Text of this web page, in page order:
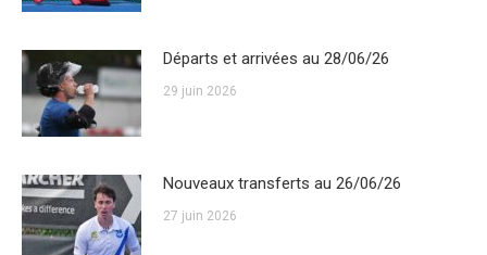
Départs et arrivées au 28/06/26
29 juin 2026
Nouveaux transferts au 26/06/26
27 juin 2026